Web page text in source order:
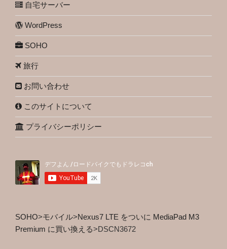
自宅サーバー
WordPress
SOHO
旅行
お問い合わせ
このサイトについて
プライバシーポリシー
SOHO>モバイル>Nexus7 LTE をついに MediaPad M3
Premium に買い換える>DSCN3672